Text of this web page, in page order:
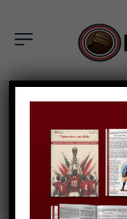
Tag: